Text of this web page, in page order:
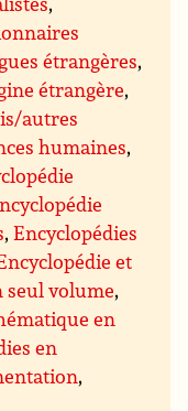
étrangères,
étrangère,
autres
humaines,
,Encyclopédies
et
volume,
en
en
,